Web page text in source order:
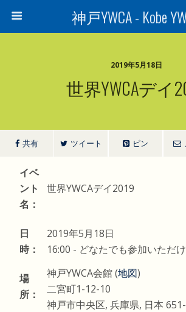
神戸YWCA - Kobe
2019年5月18日
世界YWCAデイ
共有 ツイート ピン
イベ
ント
名：
世界YWCAデイ2019
日
時：
2019年5月18日
16:00 - どなたでも参加いただ
場
所：
神戸YWCA会館 (地図)
二宮町1-12-10
神戸市中央区, 兵庫県, 日本